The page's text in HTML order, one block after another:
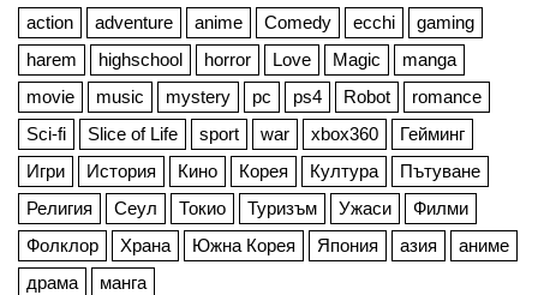
action adventure anime Comedy ecchi
gaming
harem
highschool horror Love Magic
manga
movie
music mystery pc ps4 Robot
romance
Sci-fi
Slice of Life sport war xbox360
Гейминг
Игри
История Кино Корея Култура
Пътуване
Религия
Сеул Токио Туризъм Ужаси
Филми
Фолклор
Храна Южна Корея Япония азия
аниме
драма
манга